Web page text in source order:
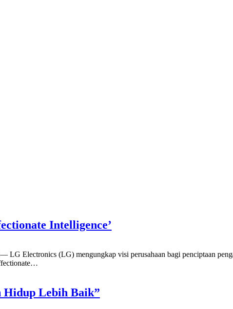
Intelligence’
Electronics (LG) mengungkap visi perusahaan bagi penciptaan
Hidup Lebih Baik”